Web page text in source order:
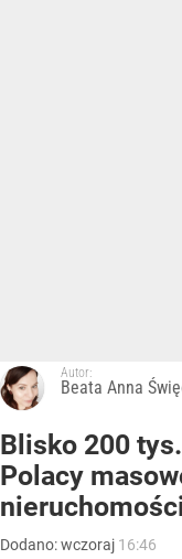
Autor:
Beata Anna
Blisko 200
Polacy
Dodano:wczoraj 16:46